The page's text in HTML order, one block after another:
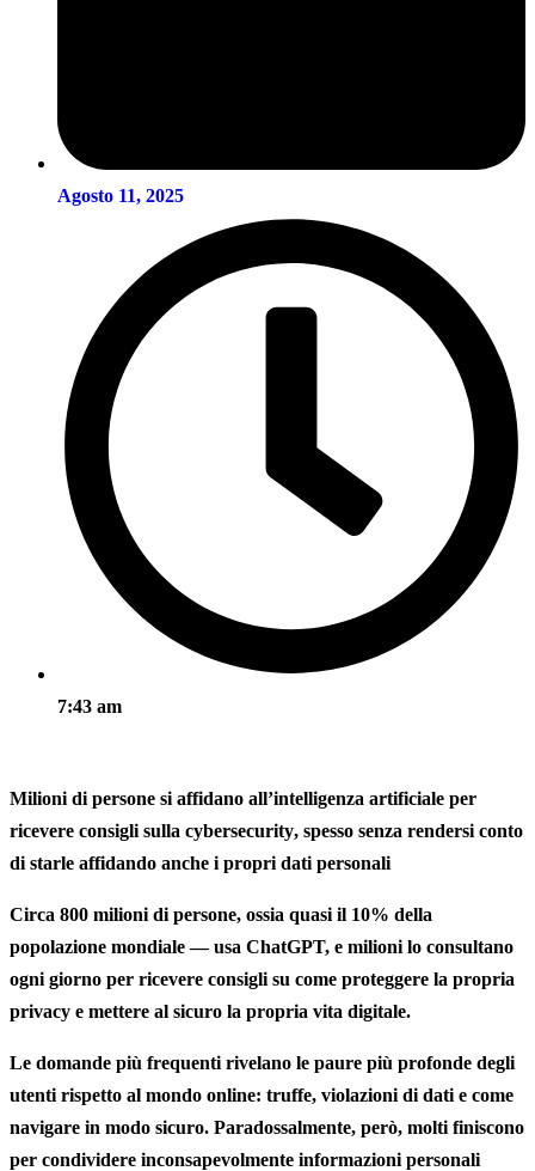
Agosto 11, 2025
7:43 am
Milioni di persone si affidano all’intelligenza artificiale per
ricevere consigli sulla cybersecurity, spesso senza rendersi conto
di starle affidando anche i propri dati personali
Circa 800 milioni di persone, ossia quasi il 10% della
popolazione mondiale — usa ChatGPT, e milioni lo consultano
ogni giorno per ricevere consigli su come proteggere la propria
privacy e mettere al sicuro la propria vita digitale.
Le domande più frequenti rivelano le paure più profonde degli
utenti rispetto al mondo online: truffe, violazioni di dati e come
navigare in modo sicuro. Paradossalmente, però, molti finiscono
per condividere inconsapevolmente informazioni personali